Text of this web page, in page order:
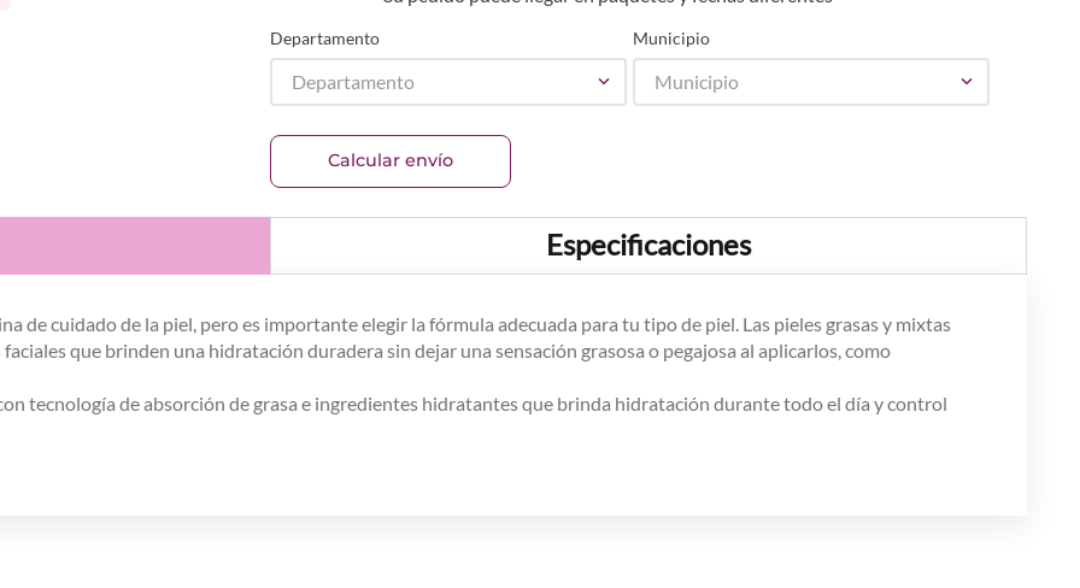
Departamento
Departamento
Municipio
Municipio
Calcular envío
Especificaciones
de cuidado de la piel, pero es importante elegir la fórmula adecuada para tu tipo de piel. Las pieles grasas y mixtas
que brinden una hidratación duradera sin dejar una sensación grasosa o pegajosa al aplicarlos, como
tecnología de absorción de grasa e ingredientes hidratantes que brinda hidratación durante todo el día y control